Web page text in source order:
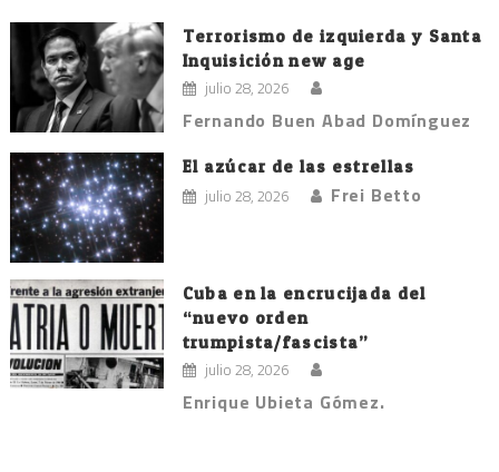
Terrorismo de izquierda y Santa
Inquisición new age
julio 28, 2026
Fernando Buen Abad Domínguez
El azúcar de las estrellas
julio 28, 2026 Frei Betto
Cuba en la encrucijada del
“nuevo orden
trumpista/fascista”
julio 28, 2026
Enrique Ubieta Gómez.